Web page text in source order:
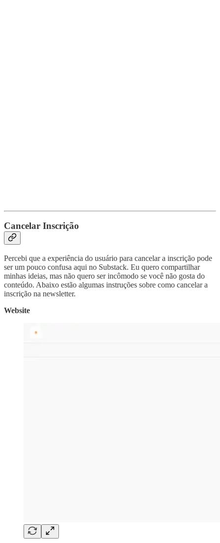
Cancelar Inscrição
Percebi que a experiência do usuário para cancelar a inscrição pode
ser um pouco confusa aqui no Substack. Eu quero compartilhar
minhas ideias, mas não quero ser incômodo se você não gosta do
conteúdo. Abaixo estão algumas instruções sobre como cancelar a
inscrição na newsletter.
Website